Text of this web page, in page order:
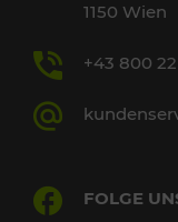
1150 Wien
+43 800
FOLGE